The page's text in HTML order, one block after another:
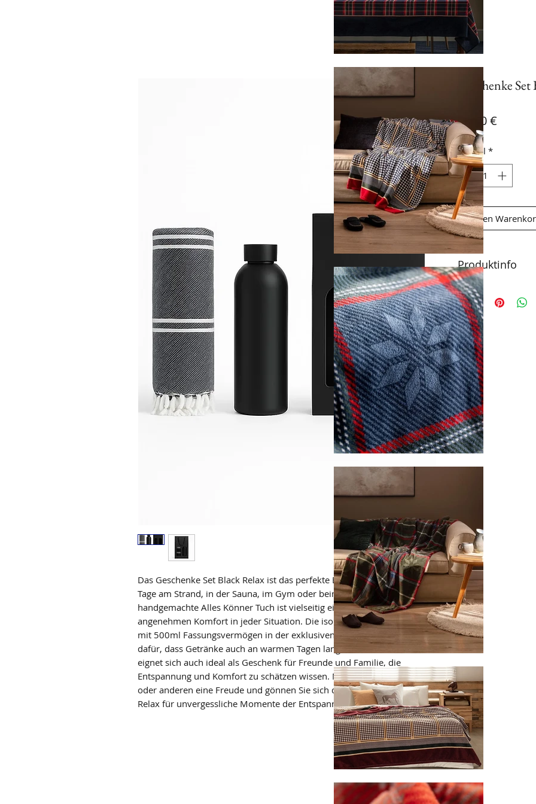
Das Geschenke Set Black Relax ist das perfekte Begleiter für erholsame
Tage am Strand, in der Sauna, im Gym oder beim Picknick. Das
handgemachte Alles Könner Tuch ist vielseitig einsetzbar und bietet
angenehmen Komfort in jeder Situation. Die isolierte Vakuum Flasche
mit 500ml Fassungsvermögen in der exklusiven Black Edition sorgt
dafür, dass Getränke auch an warmen Tagen lange kühl bleiben. Das Set
eignet sich auch ideal als Geschenk für Freunde und Familie, die
Entspannung und Komfort zu schätzen wissen. Machen Sie sich selbst
oder anderen eine Freude und gönnen Sie sich das Geschenke Set Black
Relax für unvergessliche Momente der Entspannung.
Geschenke
29,90 €
Anzahl *
In den
Produktinfo
Alles Könner
mit einer Isoliert